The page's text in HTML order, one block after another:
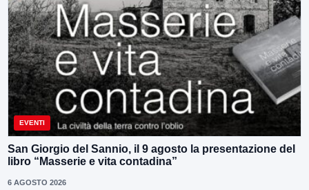
EVENTI
San Giorgio del Sannio, il 9 agosto la presentazione del
libro “Masserie e vita contadina”
6 AGOSTO 2026